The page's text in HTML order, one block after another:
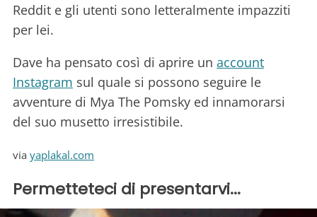
Reddit e gli utenti sono letteralmente impazziti
per lei.
Dave ha pensato così di aprire un account
Instagram sul quale si possono seguire le
avventure di Mya The Pomsky ed innamorarsi
del suo musetto irresistibile.
via yaplakal.com
Permetteteci di presentarvi...